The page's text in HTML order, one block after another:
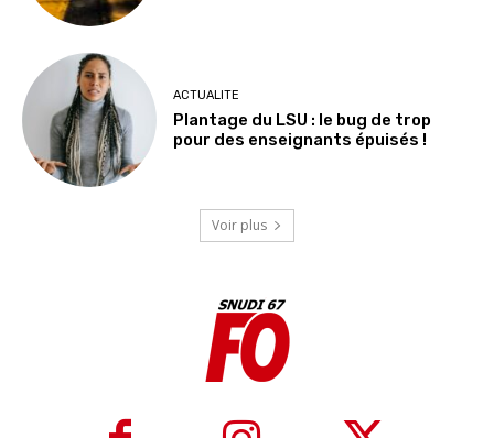
ACTUALITE
Plantage du LSU : le bug de trop
pour des enseignants épuisés !
Voir plus